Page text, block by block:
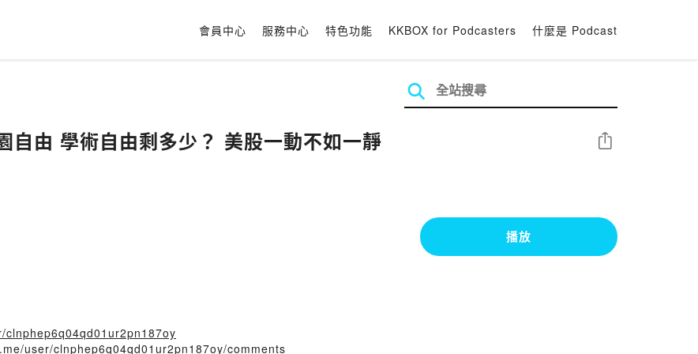
會員中心 服務中心 特色功能 KKBOX for Podcasters 什麼是 Podcast
自由 學術自由剩多少？ 美股一動不如一靜 分享
播放
user/clnphep6q04qd01ur2pn187oy/comments